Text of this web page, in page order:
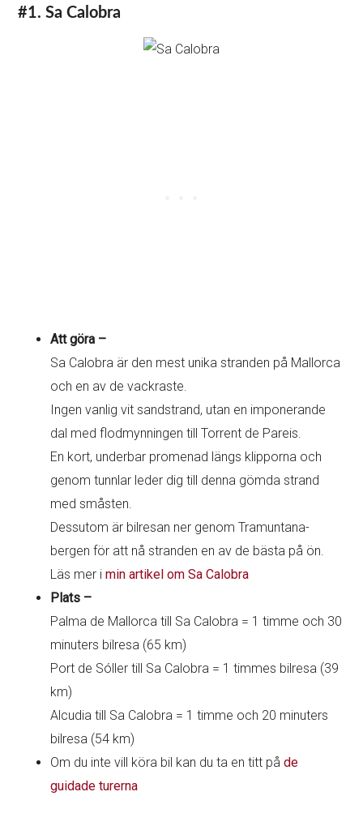
#1. Sa Calobra
Att göra –
Sa Calobra är den mest unika stranden på Mallorca
och en av de vackraste.
Ingen vanlig vit sandstrand, utan en imponerande
dal med flodmynningen till Torrent de Pareis.
En kort, underbar promenad längs klipporna och
genom tunnlar leder dig till denna gömda strand
med småsten.
Dessutom är bilresan ner genom Tramuntana-
bergen för att nå stranden en av de bästa på ön.
Läs mer imin artikel om Sa Calobra
Plats –
Palma de Mallorca till Sa Calobra = 1 timme och 30
minuters bilresa (65 km)
Port de Sóller till Sa Calobra = 1 timmes bilresa (39
km)
Alcudia till Sa Calobra = 1 timme och 20 minuters
bilresa (54 km)
Om du inte vill köra bil kan du ta en titt påde
guidade turerna